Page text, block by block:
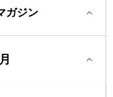
ガジン